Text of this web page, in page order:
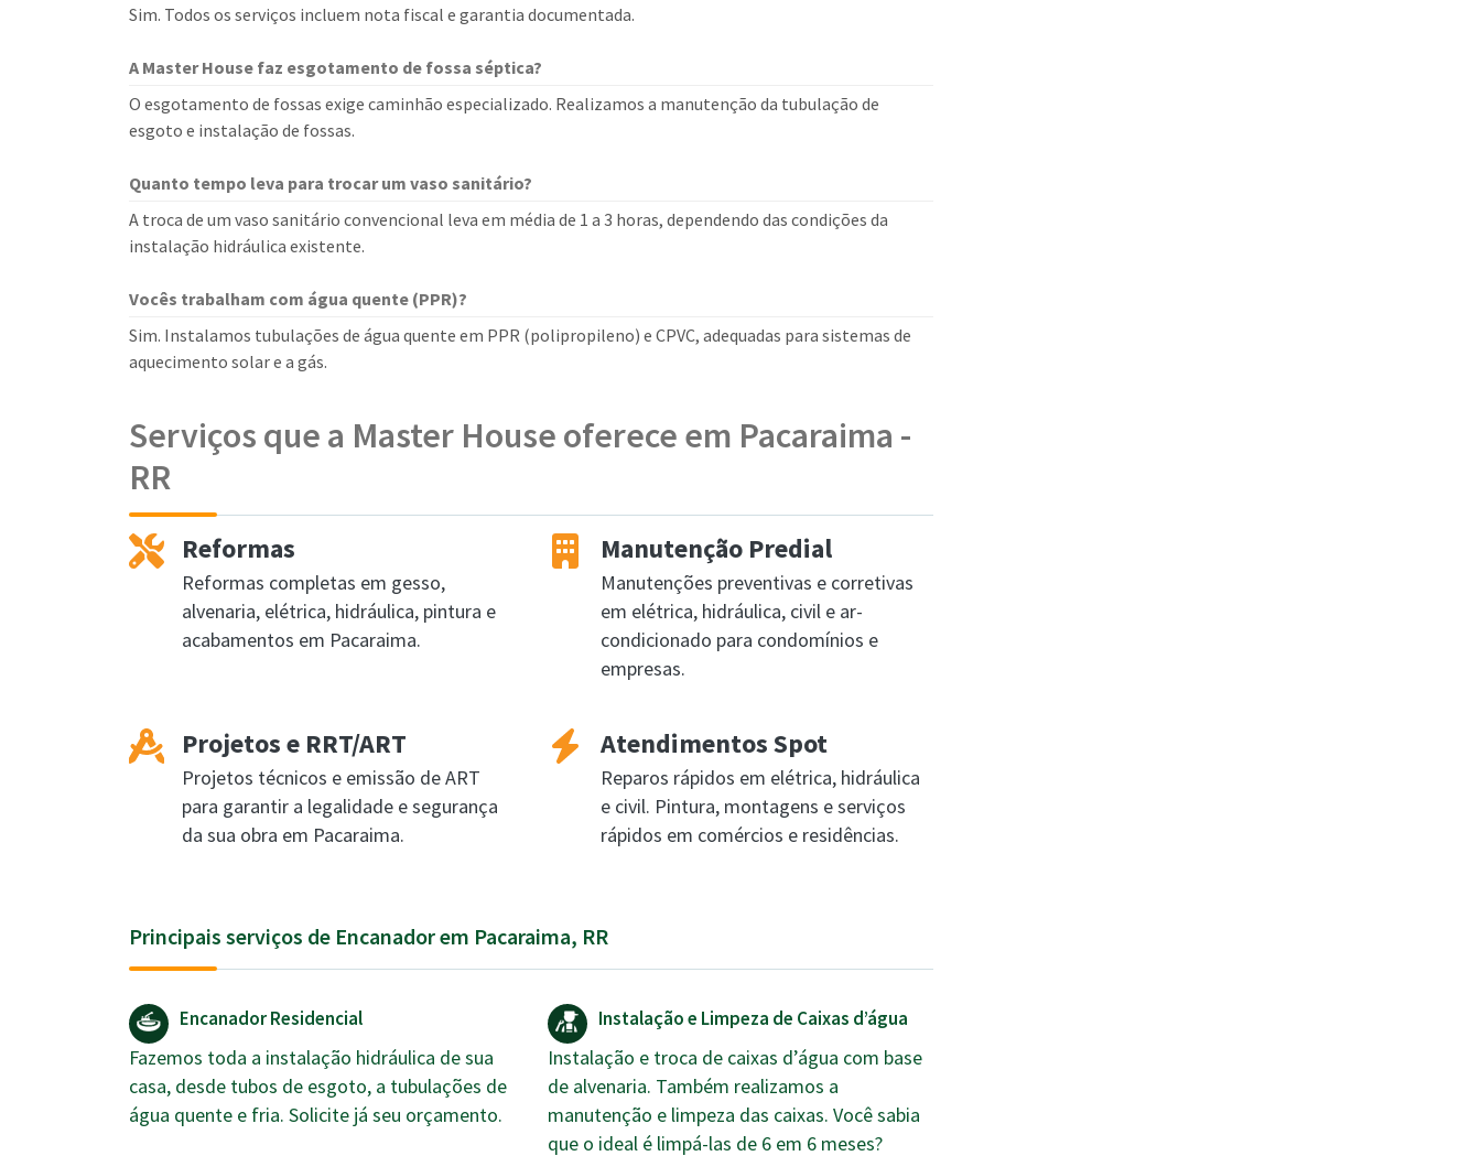
Sim. Todos os serviços incluem nota fiscal e garantia documentada.
A Master House faz esgotamento de fossa séptica?
O esgotamento de fossas exige caminhão especializado. Realizamos a manutenção da tubulação de
esgoto e instalação de fossas.
Quanto tempo leva para trocar um vaso sanitário?
A troca de um vaso sanitário convencional leva em média de 1 a 3 horas, dependendo das condições da
instalação hidráulica existente.
Vocês trabalham com água quente (PPR)?
Sim. Instalamos tubulações de água quente em PPR (polipropileno) e CPVC, adequadas para sistemas de
aquecimento solar e a gás.
Serviços que a Master House oferece em Pacaraima -
RR
Reformas
Reformas completas em gesso,
alvenaria, elétrica, hidráulica, pintura e
acabamentos em Pacaraima.
Manutenção Predial
Manutenções preventivas e corretivas
em elétrica, hidráulica, civil e ar-
condicionado para condomínios e
empresas.
Projetos e RRT/ART
Projetos técnicos e emissão de ART
para garantir a legalidade e segurança
da sua obra em Pacaraima.
Atendimentos Spot
Reparos rápidos em elétrica, hidráulica
e civil. Pintura, montagens e serviços
rápidos em comércios e residências.
Principais serviços de Encanador em Pacaraima, RR
Encanador Residencial
Fazemos toda a instalação hidráulica de sua
casa, desde tubos de esgoto, a tubulações de
água quente e fria. Solicite já seu orçamento.
Instalação e Limpeza de Caixas d’água
Instalação e troca de caixas d’água com base
de alvenaria. Também realizamos a
manutenção e limpeza das caixas. Você sabia
que o ideal é limpá-las de 6 em 6 meses?